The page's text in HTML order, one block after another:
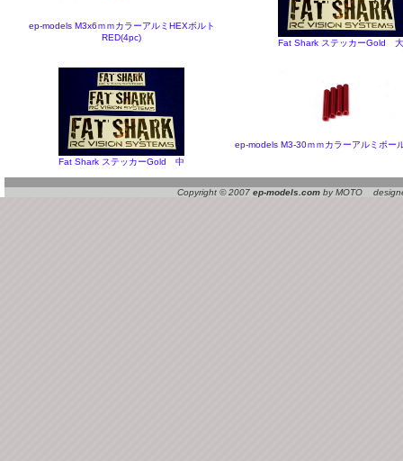
ep-models M3x6ｍｍカラーアルミHEXボルト
RED(4pc)
Fat Shark ステッカーGold 大
Fat Shark ステッカーGold 中
ep-models M3-30ｍｍカラーアルミポー
Copyright © 2007 ep-models.com by MOTO